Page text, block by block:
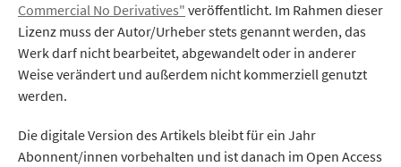
Commercial No Derivatives" veröffentlicht. Im Rahmen dieser
Lizenz muss der Autor/Urheber stets genannt werden, das
Werk darf nicht bearbeitet, abgewandelt oder in anderer
Weise verändert und außerdem nicht kommerziell genutzt
werden.
Die digitale Version des Artikels bleibt für ein Jahr
Abonnent/innen vorbehalten und ist danach im Open Access